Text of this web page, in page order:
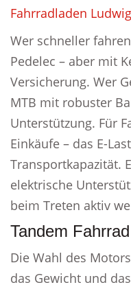
Fahrradladen
Wer schneller
Pedelec – aber mit
Versicherung. Wer
MTB mit robuster
Unterstützung. Für
Einkäufe – das E-
Transportkapazität.
elektrische
beim Treten aktiv
Tandem
Die Wahl des
das Gewicht und